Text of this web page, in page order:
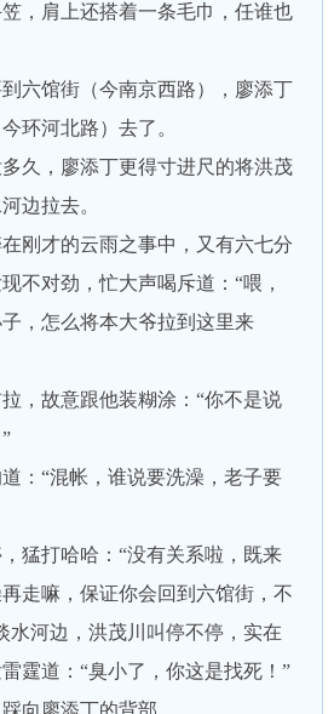
，肩上还搭着一条毛巾，任谁也
馆街（今南京西路），廖添丁
环河北路）去了。
，廖添丁更得寸进尺的将洪茂
边拉去。
才的云雨之事中，又有六七分
不对劲，忙大声喝斥道：“喂，
，怎么将本大爷拉到这里来
故意跟他装糊涂：“你不是说
“混帐，谁说要洗澡，老子要
打哈哈：“没有关系啦，既来
走嘛，保证你会回到六馆街，不
水河边，洪茂川叫停不停，实在
霆道：“臭小了，你这是找死！”
廖添丁的背部。